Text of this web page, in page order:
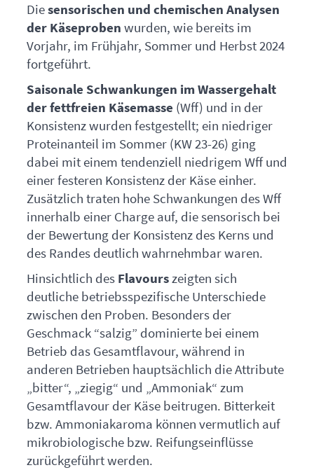
Diesensorischen und chemischen Analysen
der Käseproben wurden, wie bereits im
Vorjahr, im Frühjahr, Sommer und Herbst 2024
fortgeführt.
Saisonale Schwankungen im Wassergehalt
der fettfreien Käsemasse (Wff) und in der
Konsistenz wurden festgestellt; ein niedriger
Proteinanteil im Sommer (KW 23-26) ging
dabei mit einem tendenziell niedrigem Wff und
einer festeren Konsistenz der Käse einher.
Zusätzlich traten hohe Schwankungen des Wff
innerhalb einer Charge auf, die sensorisch bei
der Bewertung der Konsistenz des Kerns und
des Randes deutlich wahrnehmbar waren.
Hinsichtlich des Flavourszeigten sich
deutliche betriebsspezifische Unterschiede
zwischen den Proben. Besonders der
Geschmack “salzig” dominierte bei einem
Betrieb das Gesamtflavour, während in
anderen Betrieben hauptsächlich die Attribute
„bitter“, „ziegig“ und „Ammoniak“ zum
Gesamtflavour der Käse beitrugen. Bitterkeit
bzw. Ammoniakaroma können vermutlich auf
mikrobiologische bzw. Reifungseinflüsse
zurückgeführt werden.